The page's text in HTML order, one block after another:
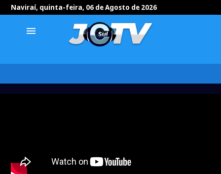
Naviraí, quinta-feira, 06 de Agosto de 2026
menu